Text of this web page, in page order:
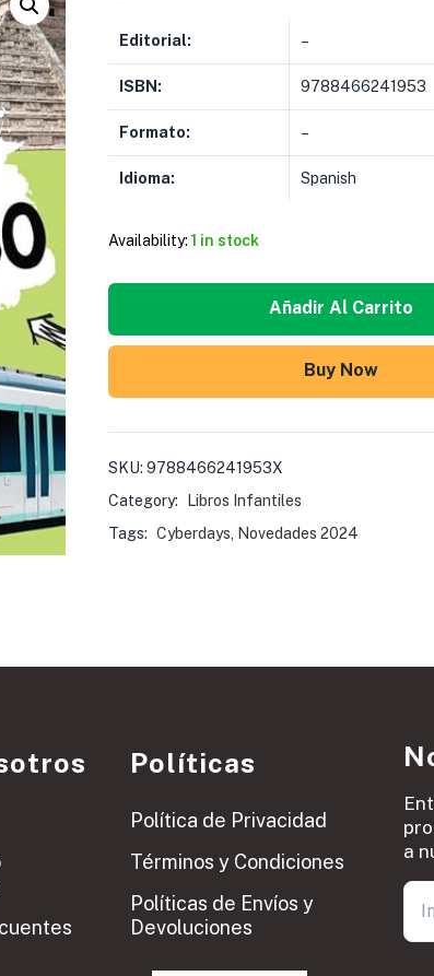
Editorial: –
ISBN: 9788466241953
Formato: –
Idioma: Spanish
Availability: 1 in stock
Añadir Al Carrito
Buy Now
SKU: 9788466241953X
Category:
Libros Infantiles
Tags: Cyberdays Novedades 2024
Políticas
Política de Privacidad
Términos y Condiciones
Políticas de Envíos y
Devoluciones
a